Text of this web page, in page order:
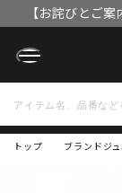
【お詫びとご
OFF
トップ ブランドジ